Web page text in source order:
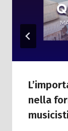
nella